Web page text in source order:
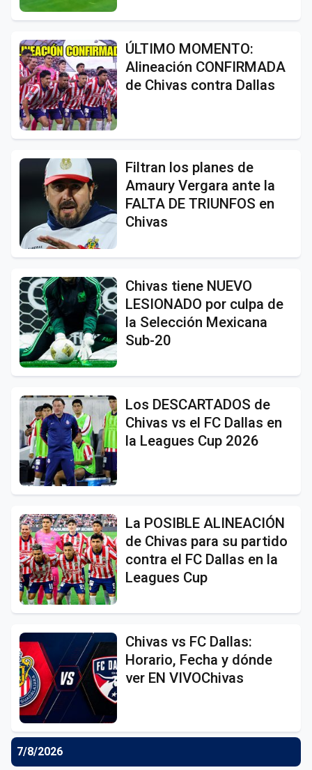
ÚLTIMO MOMENTO:
Alineación CONFIRMADA
de Chivas contra Dallas
Filtran los planes de
Amaury Vergara ante la
FALTA DE TRIUNFOS en
Chivas
Chivas tiene NUEVO
LESIONADO por culpa de
la Selección Mexicana
Sub-20
Los DESCARTADOS de
Chivas vs el FC Dallas en
la Leagues Cup 2026
La POSIBLE ALINEACIÓN
de Chivas para su partido
contra el FC Dallas en la
Leagues Cup
Chivas vs FC Dallas:
Horario, Fecha y dónde
ver EN VIVOChivas
7/8/2026